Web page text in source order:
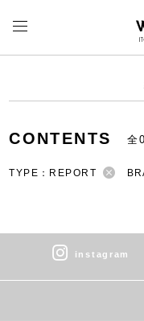
CONTENTS 全
TYPE：REPORT
instagram